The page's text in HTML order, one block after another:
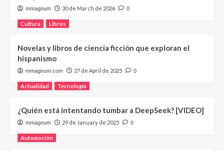
mmagnum 30 de March de 2026 0
Cultura Libros
Novelas y libros de ciencia ficción que exploran el
hispanismo
mmagnum.com 27 de April de 2025 0
Actualidad Tecnología
¿Quién está intentando tumbar a DeepSeek? [VIDEO]
mmagnum 29 de January de 2025 0
Automoción